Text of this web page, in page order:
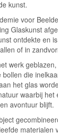
kunst.
voor
Glaskunst
ontdekte en
of in
werk
die
het glas
waarbij het
avontuur blijft.
materialen